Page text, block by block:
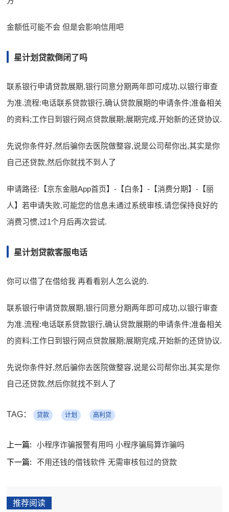
金额低可能不会 但是会影响信用吧
星计划贷款倒闭了吗
联系银行申请贷款展期,银行同意分期两年即可成功,以银行审查
为准.流程:电话联系贷款银行,确认贷款展期的申请条件;准备相关
的资料;工作日到银行网点贷款展期;展期完成,开始新的还贷协议.
先说你条件好,然后骗你去医院做整容,说是公司帮你出,其实是你
自己还贷款,然后你就找不到人了
申请路径:【京东金融App首页】-【白条】-【消费分期】-【丽
人】若申请失败,可能您的信息未通过系统审核,请您保持良好的
消费习惯,过1个月后再次尝试.
星计划贷款客服电话
你可以借了在借给我 再看看别人怎么说的.
联系银行申请贷款展期,银行同意分期两年即可成功,以银行审查
为准.流程:电话联系贷款银行,确认贷款展期的申请条件;准备相关
的资料;工作日到银行网点贷款展期;展期完成,开始新的还贷协议.
先说你条件好,然后骗你去医院做整容,说是公司帮你出,其实是你
自己还贷款,然后你就找不到人了
TAG： 贷款 计划 高利贷
上一篇:
小程序诈骗报警有用吗 小程序骗局算诈骗吗
下一篇:
不用还钱的借钱软件 无需审核包过的贷款
推荐阅读